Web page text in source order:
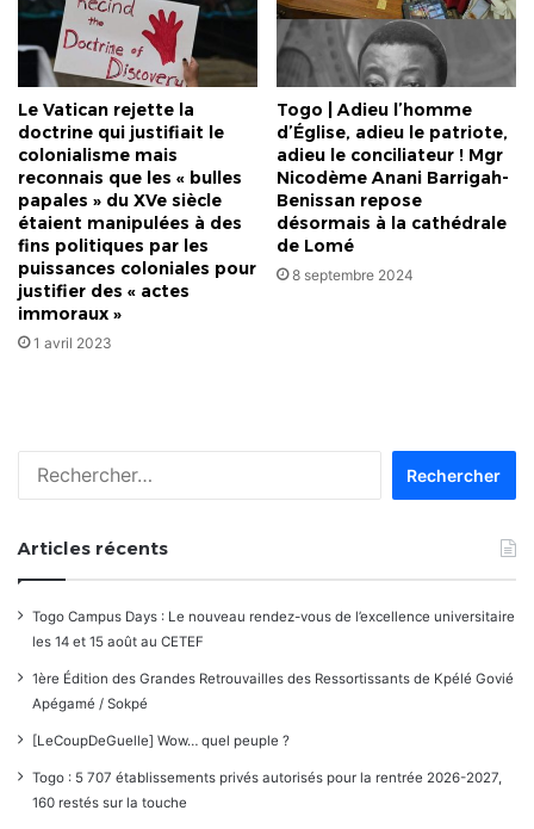
Le Vatican rejette la
doctrine qui justifiait le
colonialisme mais
reconnais que les « bulles
papales » du XVe siècle
étaient manipulées à des
fins politiques par les
puissances coloniales pour
justifier des « actes
immoraux »
1 avril 2023
Togo | Adieu l’homme
d’Église, adieu le patriote,
adieu le conciliateur ! Mgr
Nicodème Anani Barrigah-
Benissan repose
désormais à la cathédrale
de Lomé
8 septembre 2024
Articles récents
Togo Campus Days : Le nouveau rendez-vous de l’excellence universitaire
les 14 et 15 août au CETEF
1ère Édition des Grandes Retrouvailles des Ressortissants de Kpélé Govié
Apégamé / Sokpé
[LeCoupDeGuelle] Wow… quel peuple ?
Togo : 5 707 établissements privés autorisés pour la rentrée 2026-2027,
160 restés sur la touche